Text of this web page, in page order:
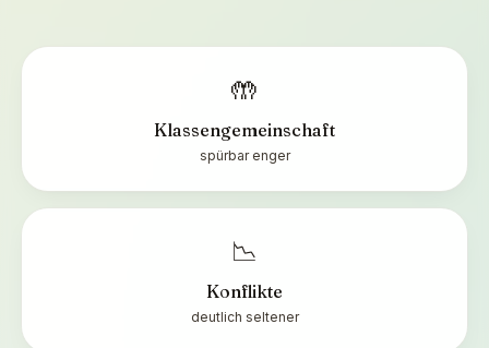
🤲
Klassengemeinschaft
spürbar enger
📉
Konflikte
deutlich seltener